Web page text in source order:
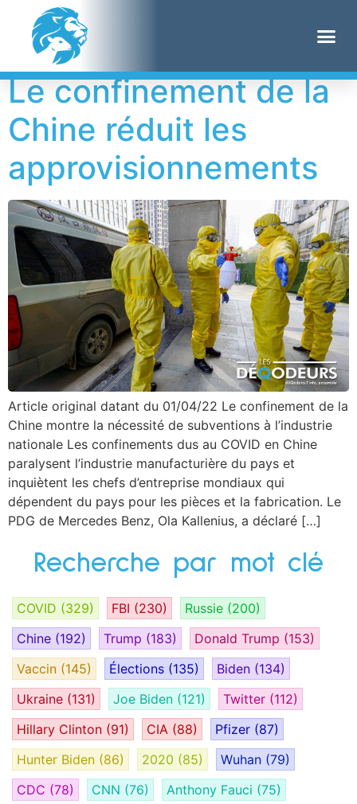
Étiquette : Yangpu
Le confinement de la
Chine réduit les
approvisionnements
Article original datant du 01/04/22 Le confinement de la
Chine montre la nécessité de subventions à l’industrie
nationale Les confinements dus au COVID en Chine
paralysent l’industrie manufacturière du pays et
inquiètent les chefs d’entreprise mondiaux qui
dépendent du pays pour les pièces et la fabrication. Le
PDG de Mercedes Benz, Ola Kallenius, a déclaré […]
Recherche par mot clé
COVID (329) FBI (230) Russie (200)
Chine (192) Trump (183) Donald Trump (153)
Vaccin (145) Élections (135) Biden (134)
Ukraine (131) Joe Biden (121) Twitter (112)
Hillary Clinton (91) CIA (88) Pfizer (87)
Hunter Biden (86) 2020 (85) Wuhan (79)
CDC (78) CNN (76) Anthony Fauci (75)